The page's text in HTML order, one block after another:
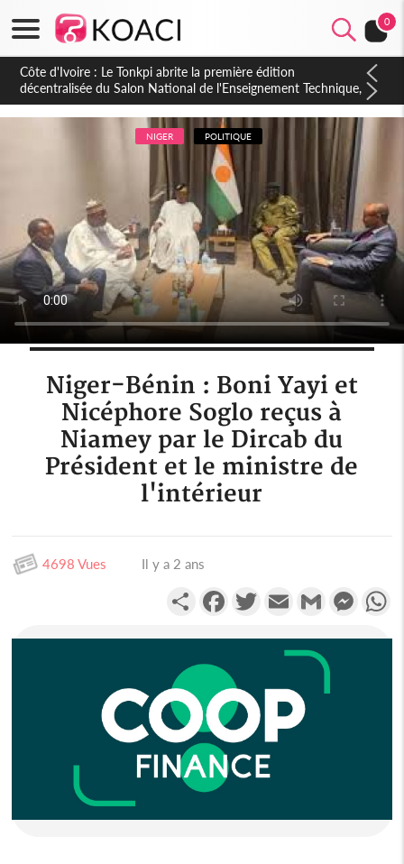
0
Côte d'Ivoire : PPA-CI, Gbagbo délègue une partie de ses
prérogatives de président à 05 cadres, vers sa retraite
politique ?
NIGER POLITIQUE
Niger-Bénin : Boni Yayi et
Nicéphore Soglo reçus à
Niamey par le Dircab du
Président et le ministre de
l'intérieur
4698 Vues Il y a 2 ans
PartagerFacebookTwitterEmail Gmail